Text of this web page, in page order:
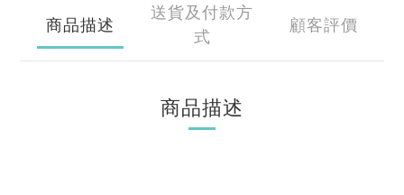
商品描述
送貨及付款方
式
顧客評價
商品描述